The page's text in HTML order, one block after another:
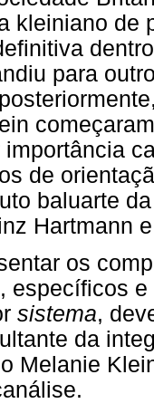
kleiniano de
para
de
baluarte
Hartmann
os
específicos
sistema,
da
Melanie